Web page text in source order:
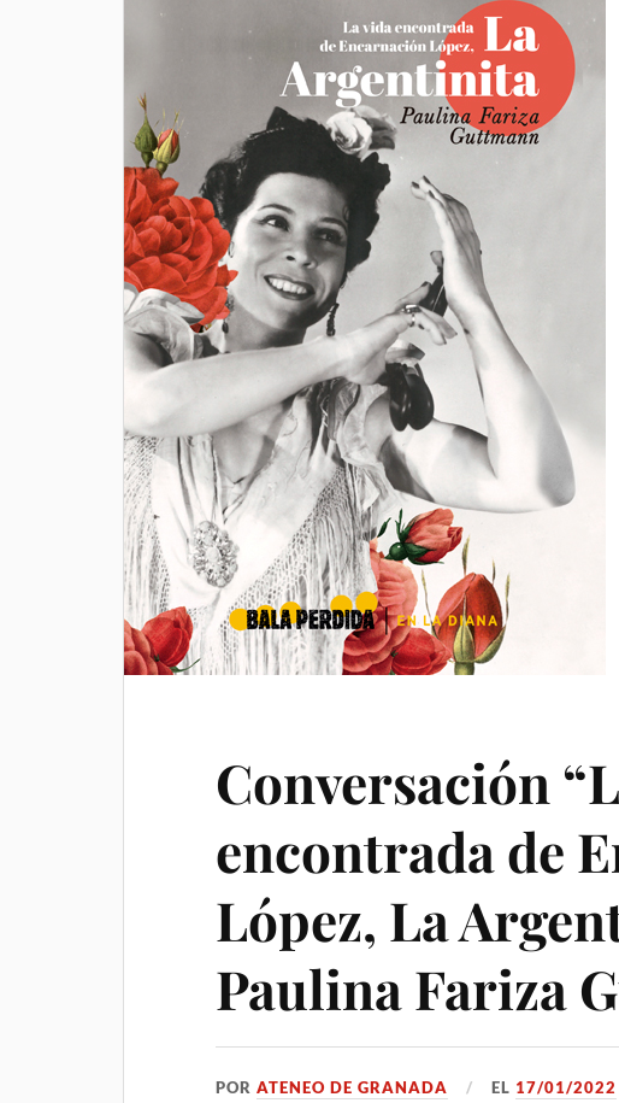
Conversación
encontrada de
López, La
Paulina Fariza
PORATENEO DE GRANADA EL 17/01/2022